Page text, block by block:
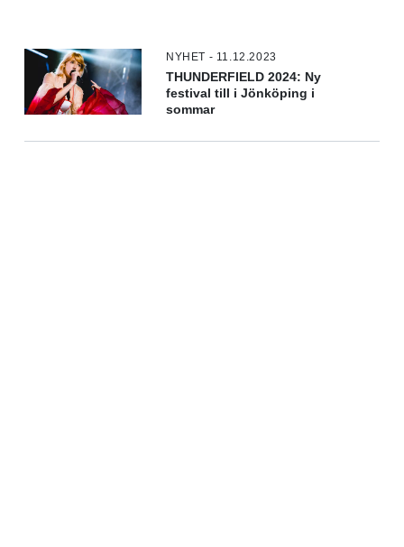
NYHET - 11.12.2023
THUNDERFIELD 2024: Ny
festival till i Jönköping i
sommar